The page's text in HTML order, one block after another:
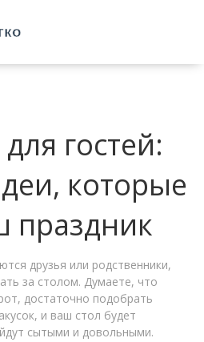
гостей:
которые
праздник
друзья или родственники,
за столом. Думаете, что
достаточно подобрать
и ваш стол будет
сытыми и довольными.